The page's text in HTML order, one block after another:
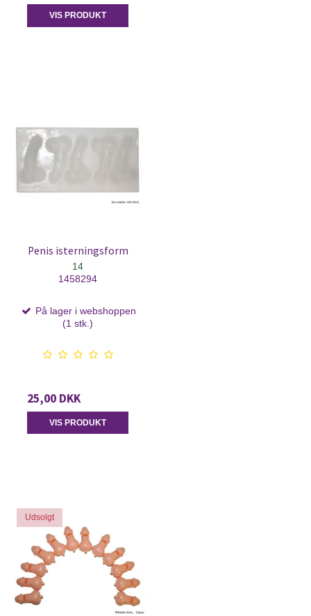
VIS PRODUKT
Penis isterningsform
14
1458294
På lager i webshoppen
(1 stk.)
25,00 DKK
VIS PRODUKT
Udsolgt